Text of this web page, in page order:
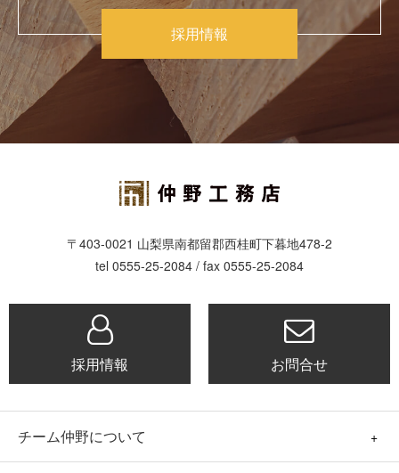
採用情報
〒403-0021 山梨県南都留郡西桂町下暮地478-2
tel 0555-25-2084 / fax 0555-25-2084
採用情報 お問合せ
チーム仲野について